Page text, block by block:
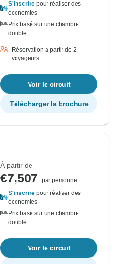
S'inscrire pour réaliser des
économies
Prix basé sur une chambre
double
Réservation à partir de 2
voyageurs
Voir le circuit
Télécharger la brochure
À partir de
€7,507
par personne
S'inscrire pour réaliser des
économies
Prix basé sur une chambre
double
Voir le circuit